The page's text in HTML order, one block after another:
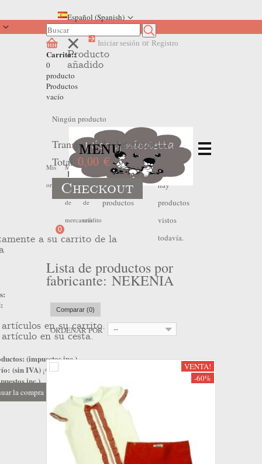
Español (Spanish)
Mis
ordenes
Mis
devoluciones
de
mercancia
Mis
hojas
de
crédito
No
hay
productos
No
hay
productos
vistos
todavía.
Iniciar sesión or Registro
Carrito::
0
0
producto
Productos
vacío
Ningún producto
TransporteA determinar
Total: 0,00 €
Checkout
Producto
añadido
a su carrito de la
en su carrito.
en su cesta.
(impuestos inc.)
(sin IVA) ¡Gratis!
inc.)
la compra Ir a la caja
MENU
Home NEKENIA
Lista de productos por
fabricante: NEKENIA
Comparar (0)
ORDENAR POR --
VENTA!
-60%